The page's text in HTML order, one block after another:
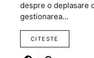
despre o deplasare
gestionarea…
CITESTE